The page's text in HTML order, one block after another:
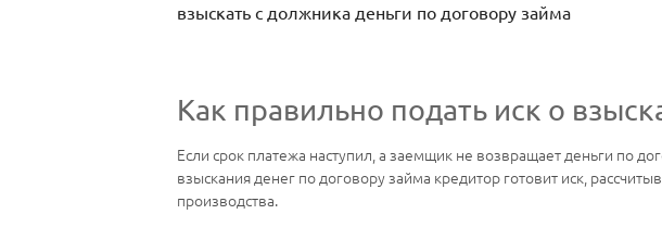
взыскать с должника деньги по договору займа
Как правильно подать иск о
Если срок платежа наступил, а заемщик не возвращает деньги по
взыскания денег по договору займа кредитор готовит иск,
производства.